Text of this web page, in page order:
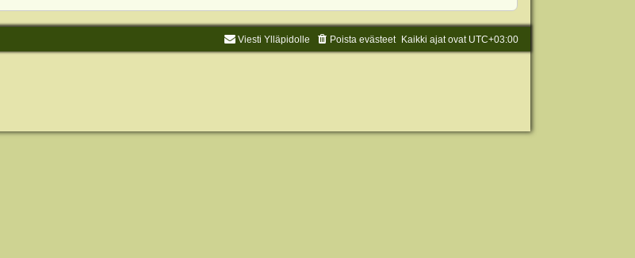
Kaikki ajat ovat UTC+03:00
Poista evästeet
Viesti Ylläpidolle